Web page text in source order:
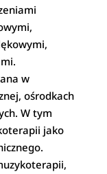
w
ośrodkach
W tym
jako